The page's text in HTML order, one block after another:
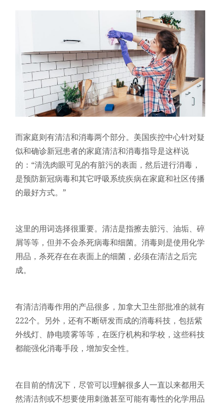
而家庭则有清洁和消毒两个部分。美国疾控中心针对疑
似和确诊新冠患者的家庭清洁和消毒指导是这样说
的：“清洗肉眼可见的有脏污的表面，然后进行消毒，
是预防新冠病毒和其它呼吸系统疾病在家庭和社区传播
的最好方式。”
这里的用词选择很重要。清洁是指擦去脏污、油垢、碎
屑等等，但并不会杀死病毒和细菌。消毒则是使用化学
用品，杀死存在在表面上的细菌，必须在清洁之后完
成。
有清洁消毒作用的产品很多，加拿大卫生部批准的就有
222个。另外，还有不断研发而成的消毒科技，包括紫
外线灯、静电喷雾等等，在医疗机构和学校，这些科技
都能强化消毒手段，增加安全性。
在目前的情况下，尽管可以理解很多人一直以来都用天
然清洁剂或不想要使用刺激甚至可能有毒性的化学用品